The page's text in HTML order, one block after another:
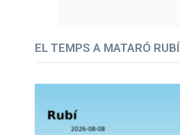
EL TEMPS A MATARÓ RUBÍ